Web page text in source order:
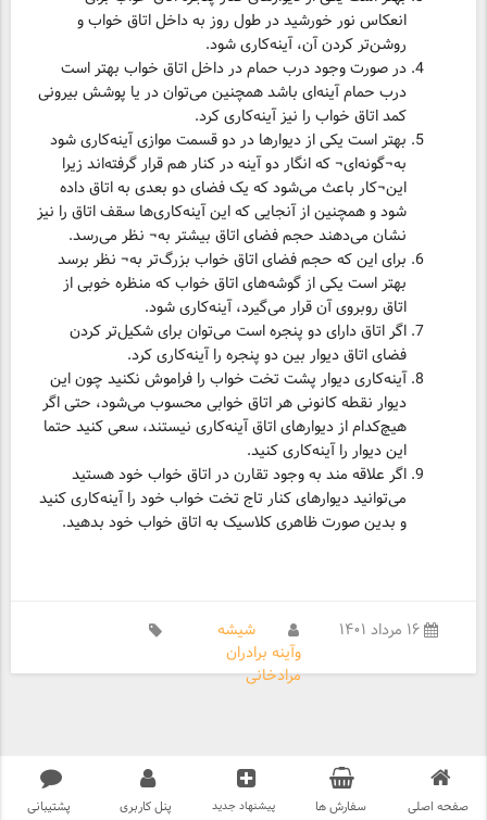
انعکاس نور خورشید در طول روز به داخل اتاق خواب و
روشن‌تر کردن آن، آینه‌کاری شود.
در صورت وجود درب حمام در داخل اتاق خواب بهتر است
درب حمام آینه‌ای باشد همچنین می‌توان در یا پوشش بیرونی
کمد اتاق خواب را نیز آینه‌کاری کرد.
بهتر است یکی از دیوارها در دو قسمت موازی آینه‌کاری شود
به¬گونه‌ای¬ که انگار دو آینه در کنار هم قرار گرفته‌اند زیرا
این¬کار باعث می‌شود که یک فضای دو بعدی به اتاق داده
شود و همچنین از آنجایی که این آینه‌کاری‌ها سقف اتاق را نیز
نشان می‌دهند حجم فضای اتاق بیشتر به¬ نظر می‌رسد.
برای این که حجم فضای اتاق خواب بزرگ‌تر به¬ نظر برسد
بهتر است یکی از گوشه‌های اتاق خواب که منظره خوبی از
اتاق روبروی آن قرار می‌گیرد، آینه‌کاری شود.
اگر اتاق دارای دو پنجره است می‌توان برای شکیل‌تر کردن
فضای اتاق دیوار بین دو پنجره را آینه‌کاری کرد.
آینه‌کاری دیوار پشت تخت خواب را فراموش نکنید چون این
دیوار نقطه کانونی هر اتاق خوابی محسوب می‌شود، حتی اگر
هیچ‌کدام از دیوارهای اتاق آینه‌کاری نیستند، سعی کنید حتما
این دیوار را آینه‌کاری کنید.
اگر علاقه‌ مند به وجود تقارن در اتاق خواب خود هستید
می‌توانید دیوارهای کنار تاج تخت خواب خود را آینه‌کاری کنید
و بدین صورت ظاهری کلاسیک به اتاق خواب خود بدهید.
۱۶ مرداد ۱۴۰۱
شیشه
وآینه برادران
مرادخانی
صفحه اصلی سفارش ها پیشنهاد جدید پنل کاربری پشتیبانی